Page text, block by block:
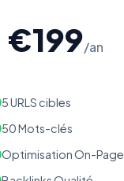
€199/an
5 URLS cibles
50 Mots-clés
Optimisation On-Page